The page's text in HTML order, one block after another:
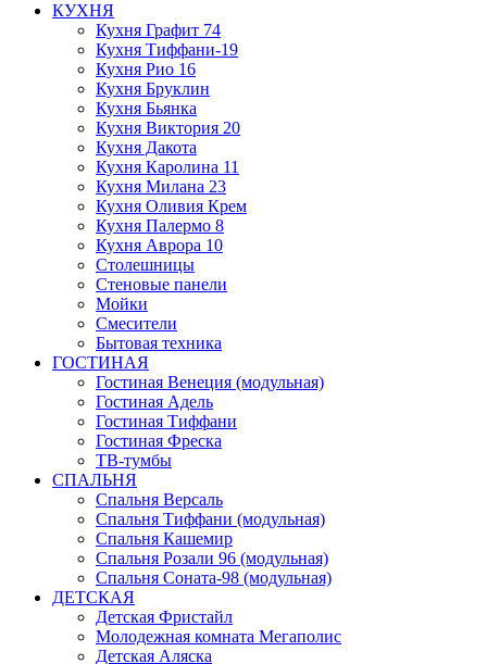
КУХНЯ
Кухня Графит 74
Кухня Тиффани-19
Кухня Рио 16
Кухня Бруклин
Кухня Бьянка
Кухня Виктория 20
Кухня Дакота
Кухня Каролина 11
Кухня Милана 23
Кухня Оливия Крем
Кухня Палермо 8
Кухня Аврора 10
Столешницы
Стеновые панели
Мойки
Смесители
Бытовая техника
ГОСТИНАЯ
Гостиная Венеция (модульная)
Гостиная Адель
Гостиная Тиффани
Гостиная Фреска
ТВ-тумбы
СПАЛЬНЯ
Спальня Версаль
Спальня Тиффани (модульная)
Спальня Кашемир
Спальня Розали 96 (модульная)
Спальня Соната-98 (модульная)
ДЕТСКАЯ
Детская Фристайл
Молодежная комната Мегаполис
Детская Аляска